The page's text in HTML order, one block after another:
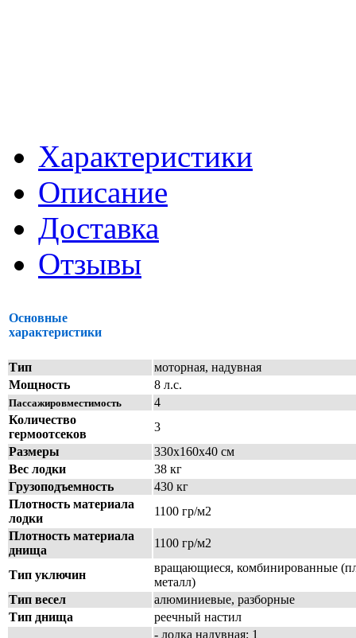
Характеристики
Описание
Доставка
Отзывы
Основные
характеристики
Тип
моторная, надувная
Мощность
8 л.с.
Пассажировместимость
4
Количество
гермоотсеков
3
Размеры
330х160х40 см
Вес лодки
38 кг
Грузоподъемность
430 кг
Плотность материала
лодки
1100 гр/м2
Плотность материала
днища
1100 гр/м2
Тип уключин
вращающиеся, комбинированные
металл)
Тип весел
алюминиевые, разборные
Тип днища
реечный настил
- лодка надувная: 1